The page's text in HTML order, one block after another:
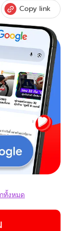
Copy link
ทั้งหมด